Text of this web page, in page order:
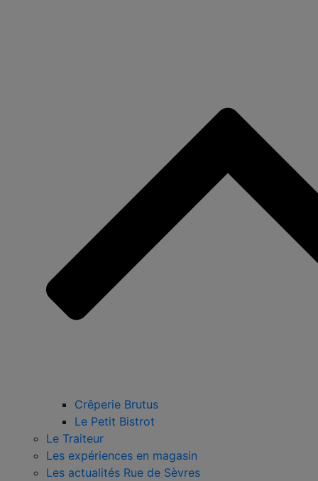
Crêperie Brutus
Le Petit Bistrot
Le Traiteur
Les expériences en magasin
Les actualités Rue de Sèvres